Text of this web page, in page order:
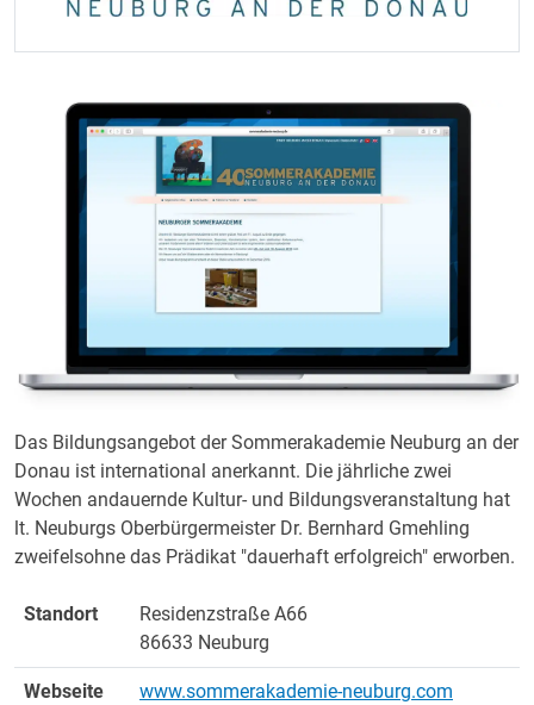
Das Bildungsangebot der Sommerakademie Neuburg an der
Donau ist international anerkannt. Die jährliche zwei
Wochen andauernde Kultur- und Bildungsveranstaltung hat
lt. Neuburgs Oberbürgermeister Dr. Bernhard Gmehling
zweifelsohne das Prädikat "dauerhaft erfolgreich" erworben.
Standort
Residenzstraße A66
86633 Neuburg
Webseite www.sommerakademie-neuburg.com